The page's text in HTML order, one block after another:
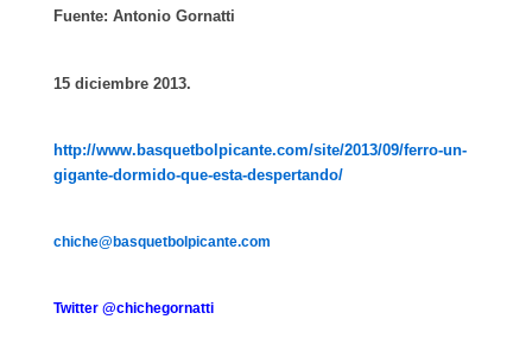
Fuente: Antonio Gornatti
15 diciembre 2013.
http://www.basquetbolpicante.com/site/2013/09/ferro-un-
gigante-dormido-que-esta-despertando/
chiche@basquetbolpicante.com
Twitter @chichegornatti